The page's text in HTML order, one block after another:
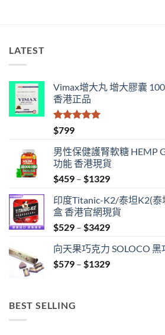
LATEST
Vimax增大丸 增大膠囊
香港正品
評分
滿分 5
$799
男性保健護腎軟糖 HEMP
功能 香港現貨
$459 – $1329Price
$459
through
$1329
印度Titanic-K2/泰坦K2(
盒 香港官網現貨
$529 – $3429Price
$529
through
向天果巧克力 SOLOCO
$579 – $1329Price
BEST SELLING